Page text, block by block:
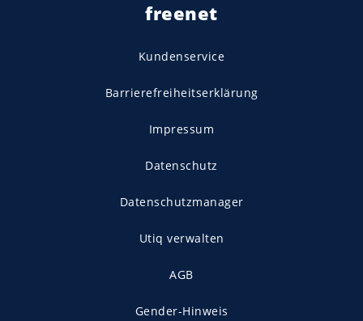
freenet
Kundenservice
Barrierefreiheitserklärung
Impressum
Datenschutz
Datenschutzmanager
Utiq verwalten
AGB
Gender-Hinweis